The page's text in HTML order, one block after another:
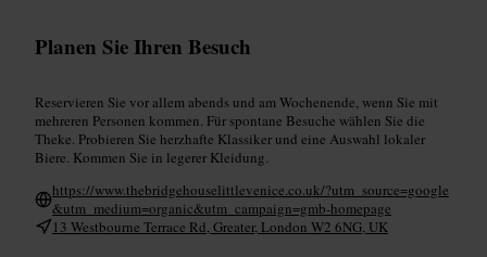
Planen Sie Ihren Besuch
Reservieren Sie vor allem abends und am Wochenende, wenn Sie mit
mehreren Personen kommen. Für spontane Besuche wählen Sie die
Theke. Probieren Sie herzhafte Klassiker und eine Auswahl lokaler
Biere. Kommen Sie in legerer Kleidung.
https://www.thebridgehouselittlevenice.co.uk/?utm_source=google
&utm_medium=organic&utm_campaign=gmb-homepage
13 Westbourne Terrace Rd, Greater, London W2 6NG, UK